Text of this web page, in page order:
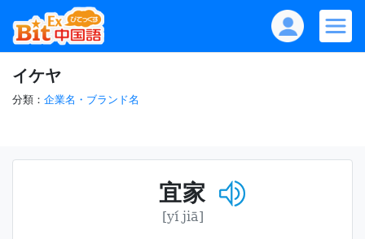
イケヤ
分類： 企業名・ブランド名
宜家
[yí jiā]